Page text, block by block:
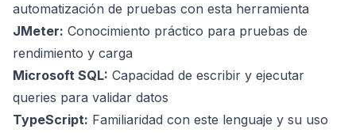
automatización de pruebas con esta herramienta
JMeter: Conocimiento práctico para pruebas de
rendimiento y carga
Microsoft SQL: Capacidad de escribir y ejecutar
queries para validar datos
TypeScript: Familiaridad con este lenguaje y su uso